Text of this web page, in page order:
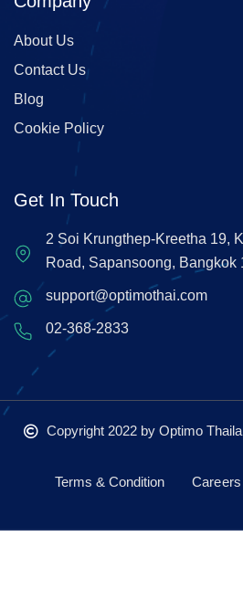
About Us
Contact Us
Blog
Cookie Policy
Get In Touch
2 Soi Krungthep-Kreetha 19,
Road, Sapansoong, Bangkok
support@optimothai.com
02-368-2833
Copyright 2022 by Optimo
Terms & Condition Careers